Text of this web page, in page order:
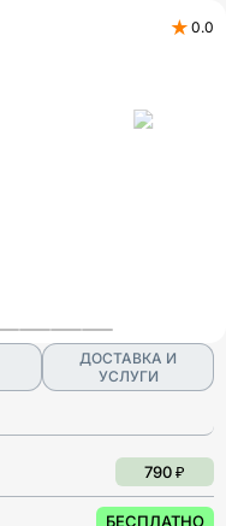
★ 0.0
ДОСТАВКА И
УСЛУГИ
790 ₽
БЕСПЛАТНО